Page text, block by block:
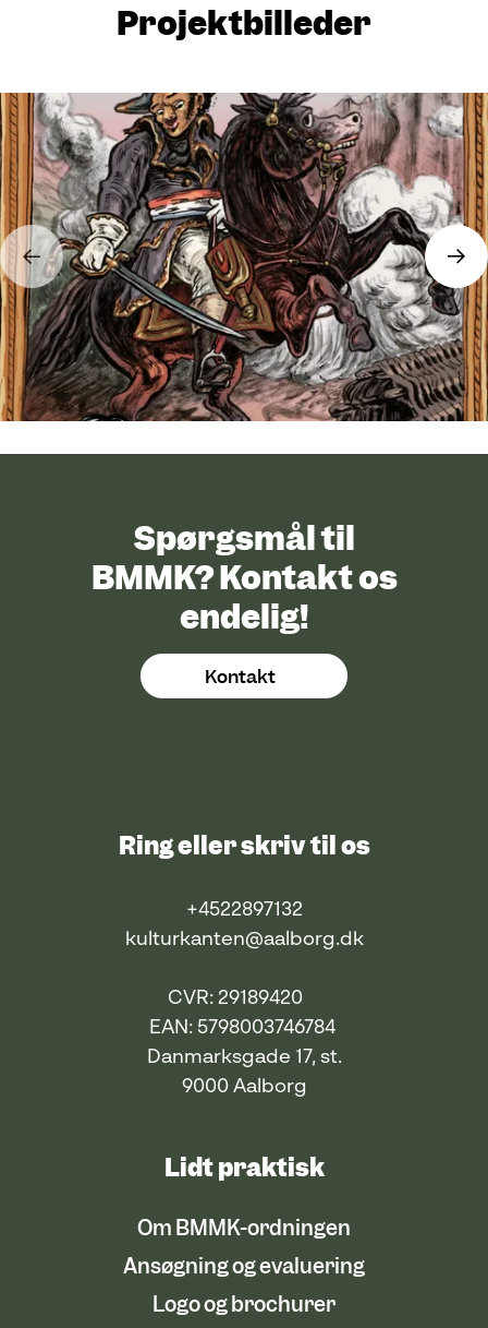
Projektbilleder
Spørgsmål til
BMMK? Kontakt os
endelig!
Kontakt
Ring eller skriv til os
+4522897132
kulturkanten@aalborg.dk
CVR: 29189420
EAN: 5798003746784
Danmarksgade 17, st.
9000 Aalborg
Lidt praktisk
Om BMMK-ordningen
Ansøgning og evaluering
Logo og brochurer